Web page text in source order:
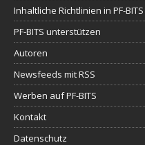
Inhaltliche Richtlinien in PF-BITS
PF-BITS unterstützen
Autoren
Newsfeeds mit RSS
Werben auf PF-BITS
Kontakt
Datenschutz